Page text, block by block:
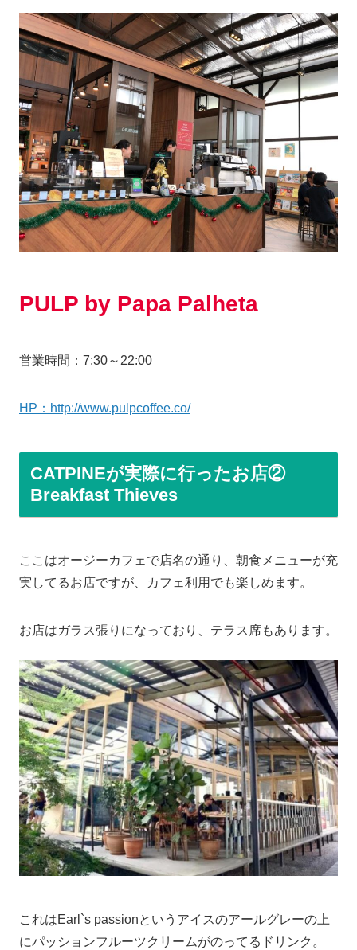
PULP by Papa Palheta
営業時間：7:30～22:00
HP：http://www.pulpcoffee.co/
CATPINEが実際に行ったお店②
Breakfast Thieves
ここはオージーカフェで店名の通り、朝食メニューが充
実してるお店ですが、カフェ利用でも楽しめます。
お店はガラス張りになっており、テラス席もあります。
これはEarl`s passionというアイスのアールグレーの上
にパッションフルーツクリームがのってるドリンク。